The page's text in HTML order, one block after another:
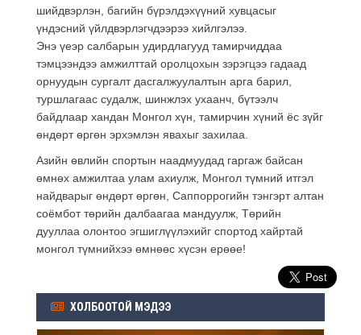
шийдвэрлэн, багийн бүрэлдэхүүний хувцасыг
үндэсний үйлдвэрлэгчдээрээ хийлгэлээ.
Энэ үеэр салбарын удирдлагууд тамирчиддаа
тэмцээндээ амжилттай оролцохын зэрэгцээ гадаад
орнуудын сургалт дасгалжуулалтын арга барил,
туршлагаас судалж, шинжлэх ухаанч, бүтээлч
байдлаар хандан Монгол хүн, тамирчин хүний ёс зүйг
өндөрт өргөн эрхэмлэн явахыг захилаа.
Азийн өвлийн спортын наадмуудад гаргаж байсан
өмнөх амжилтаа улам ахиулж, Монгол түмний итгэл
найдварыг өндөрт өргөн, Саппоррогийн тэнгэрт алтан
соёмбот төрийн далбаагаа мандуулж, Төрийн
дууллаа олонтоо эгшиглүүлэхийг спортод хайртай
монгол түмнийхээ өмнөөс хүсэн ерөөе!
ХОЛБООТОЙ МЭДЭЭ